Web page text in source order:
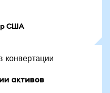
США
конвертации
активов